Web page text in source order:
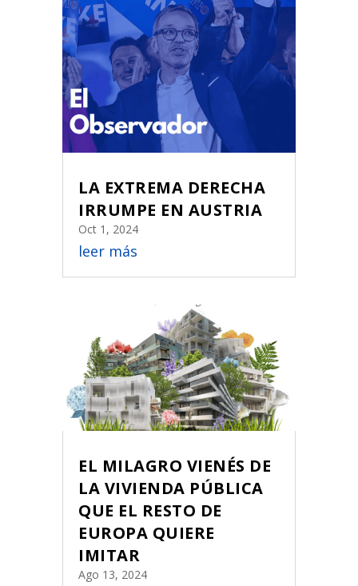
LA EXTREMA DERECHA
IRRUMPE EN AUSTRIA
Oct 1, 2024
leer más
EL MILAGRO VIENÉS DE
LA VIVIENDA PÚBLICA
QUE EL RESTO DE
EUROPA QUIERE
IMITAR
Ago 13, 2024